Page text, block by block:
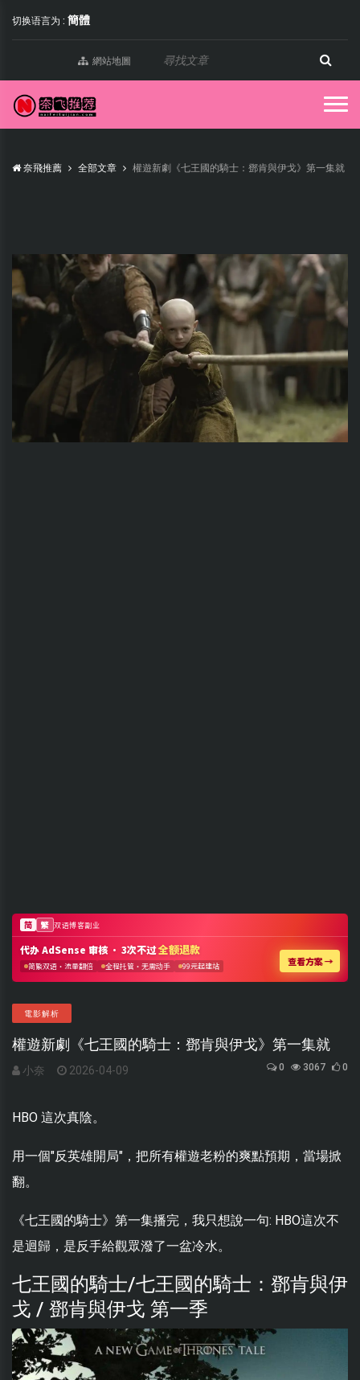
切换语言为 : 簡體
網站地圖
奈飛推薦 全部文章 權遊新劇《七王國的騎士：鄧肯與伊戈》第一集就
電影解析
權遊新劇《七王國的騎士：鄧肯與伊戈》第一集就
小奈 2026-04-09 0 3067 0
HBO 這次真陰。
用一個"反英雄開局"，把所有權遊老粉的爽點預期，當場掀
翻。
《七王國的騎士》第一集播完，我只想說一句: HBO這次不
是迴歸，是反手給觀眾潑了一盆冷水。
七王國的騎士/七王國的騎士：鄧肯與伊
戈 / 鄧肯與伊戈 第一季